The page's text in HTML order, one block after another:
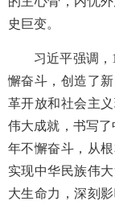
史巨变。
习近平强调
懈奋斗，创造了
革开放和社会主
伟大成就，书写
年不懈奋斗，从
实现中华民族伟
大生命力，深刻